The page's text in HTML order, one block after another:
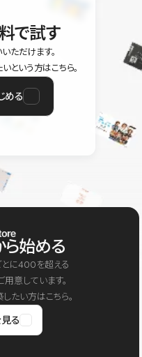
で試す
ただけます。
という方はこちら。
める
ら始める
とに400を超える
意しています。
たい方はこちら。
る